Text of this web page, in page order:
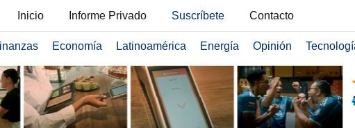
Inicio Informe Privado Suscríbete Contacto
Economía Latinoamérica Energía Opinión